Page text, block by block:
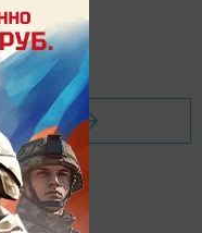
MАХ: